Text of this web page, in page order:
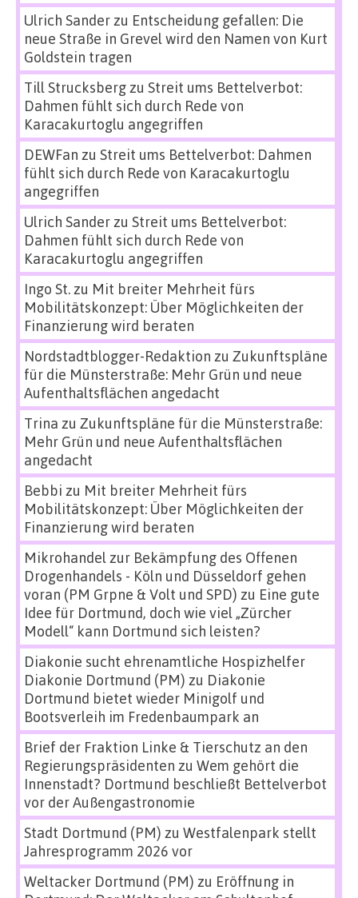
Ulrich Sanderzu Entscheidung gefallen: Die
neue Straße in Grevel wird den Namen von Kurt
Goldstein tragen
Till Strucksbergzu Streit ums Bettelverbot:
Dahmen fühlt sich durch Rede von
Karacakurtoglu angegriffen
DEWFan zu Streit ums Bettelverbot: Dahmen
fühlt sich durch Rede von Karacakurtoglu
angegriffen
Ulrich Sanderzu Streit ums Bettelverbot:
Dahmen fühlt sich durch Rede von
Karacakurtoglu angegriffen
Ingo St.zu Mit breiter Mehrheit fürs
Mobilitätskonzept: Über Möglichkeiten der
Finanzierung wird beraten
Nordstadtblogger-Redaktion zu Zukunftspläne
für die Münsterstraße: Mehr Grün und neue
Aufenthaltsflächen angedacht
Trina zu Zukunftspläne für die Münsterstraße:
Mehr Grün und neue Aufenthaltsflächen
angedacht
Bebbi zu Mit breiter Mehrheit fürs
Mobilitätskonzept: Über Möglichkeiten der
Finanzierung wird beraten
Mikrohandel zur Bekämpfung des Offenen
Drogenhandels - Köln und Düsseldorf gehen
voran (PM Grpne & Volt und SPD) zu Eine gute
Idee für Dortmund, doch wie viel „Zürcher
Modell“ kann Dortmund sich leisten?
Diakonie sucht ehrenamtliche Hospizhelfer
Diakonie Dortmund (PM) zu Diakonie
Dortmund bietet wieder Minigolf und
Bootsverleih im Fredenbaumpark an
Brief der Fraktion Linke & Tierschutz an den
Regierungspräsidenten zu Wem gehört die
Innenstadt? Dortmund beschließt Bettelverbot
vor der Außengastronomie
Stadt Dortmund (PM) zu Westfalenpark stellt
Jahresprogramm 2026 vor
Weltacker Dortmund (PM) zu Eröffnung in